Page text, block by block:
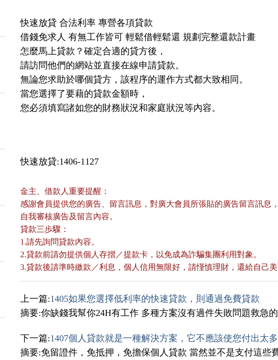
快速放貸 合法利率 專營各項貸款
借錢免求人 有無工作皆可 輕鬆借輕鬆還 規劃完整還款計畫
怎麼馬上貸款？確定合適的貸方後，
請訪問他們的網站並直接在線申請貸款。
無論您求助於哪個貸方，該程序的運作方式都大致相同。
當您選擇了要藉的貸款金額時，
您必須填寫諸如您的財務狀況和家庭狀況等內容。
快速放貸:1406-1127
金主、借款人重要提醒：
感謝會員提供您的廣告、留言訊息，對廣大會員所張貼的廣告留言訊息
自我審核廣告及留言內容。
貸款三歩驟：
1.請先詢問貸款內容。
2.貸款前請勿提供個人存摺／提款卡，以免成為詐騙集團利用對象。
3.貸款後請準時繳款／利息，個人信用無限好，請慬慎理財，還給自己
上一篇:1405如果您選擇低利率的快速貸款，則通過免費貸款
摘要:你缺錢我幫你24H有工作 多種方案沒有過件失敗問題救急
下一篇:1407個人貸款就是一種解決方案，它不應該使您付出太
摘要:免留證件，免抵押，免擔保個人貸款 當然並不是支付這些